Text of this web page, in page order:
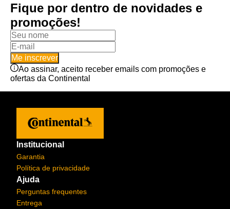
Fique por dentro de novidades e
promoções!
Me inscrever
Ao assinar, aceito receber emails com promoções e
ofertas da Continental
Institucional
Garantia
Política de privacidade
Ajuda
Perguntas frequentes
Entrega